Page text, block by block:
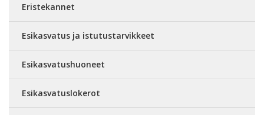
Eristekannet
Esikasvatus ja istutustarvikkeet
Esikasvatushuoneet
Esikasvatuslokerot